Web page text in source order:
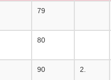
79
80
90 2.